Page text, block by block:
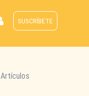
SUSCRÍBETE
Artículos